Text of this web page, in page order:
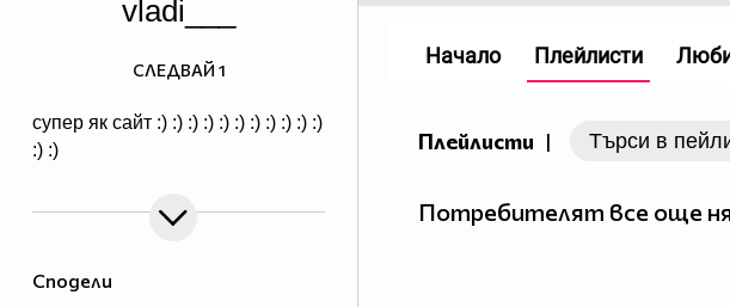
Сподели
vladi___
супер як сайт :) :) :) :) :) :) :) :) :) :) :)
:) :)
СЛЕДВАЙ 1
Плейлисти |
Потребителят все още
Начало Плейлисти